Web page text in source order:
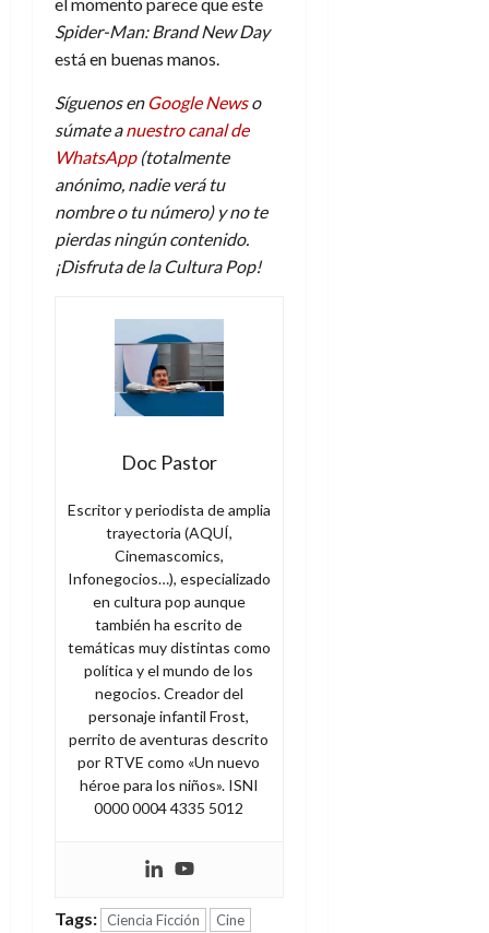
Spider-Man: Brand New Day
está en buenas manos.
Síguenos en Google Newso
súmate anuestro canal de
WhatsApp(totalmente
anónimo, nadie verá tu
nombre o tu número) y no te
pierdas ningún contenido.
¡Disfruta de la Cultura Pop!
Doc Pastor
Escritor y periodista de amplia
trayectoria (AQUÍ,
Cinemascomics,
Infonegocios…), especializado
en cultura pop aunque
también ha escrito de
temáticas muy distintas como
política y el mundo de los
negocios. Creador del
personaje infantil Frost,
perrito de aventuras descrito
por RTVE como «Un nuevo
héroe para los niños». ISNI
0000 0004 4335 5012
Tags: Ciencia Ficción
Cine